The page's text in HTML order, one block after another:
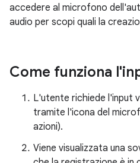
accedere al microfono
audio per scopi quali la
Come funziona
L'utente richiede l'input
tramite l'icona del
azioni).
Viene visualizzata una